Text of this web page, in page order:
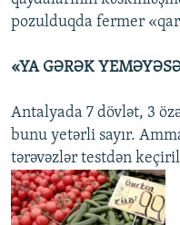
pozulduqda fermer
«YA GƏRƏK
Antalyada 7 dövlət, 3
bunu yetərli sayır.
tərəvəzlər testdən